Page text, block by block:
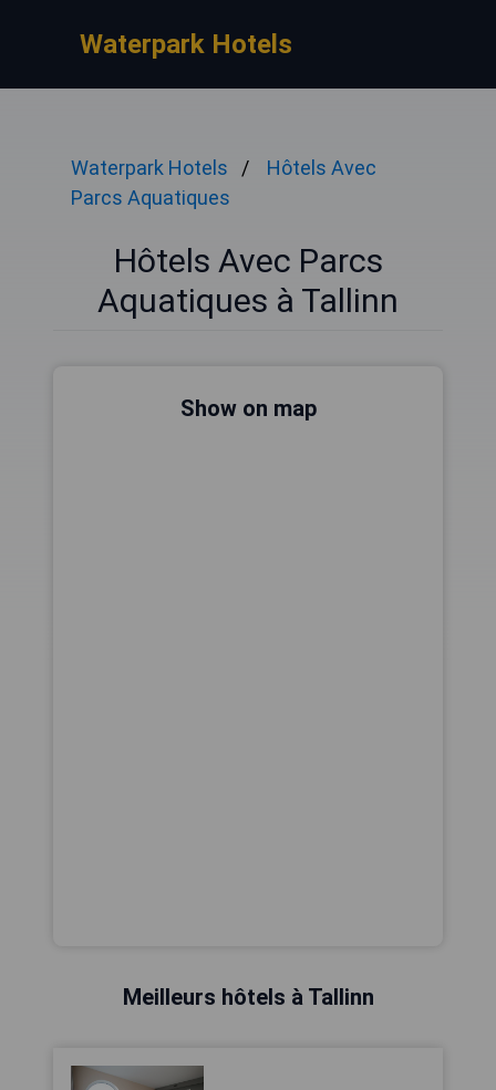
Waterpark Hotels
Waterpark Hotels
Hôtels Avec
Parcs Aquatiques
Hôtels Avec Parcs
Aquatiques à Tallinn
Show on map
Meilleurs hôtels à Tallinn